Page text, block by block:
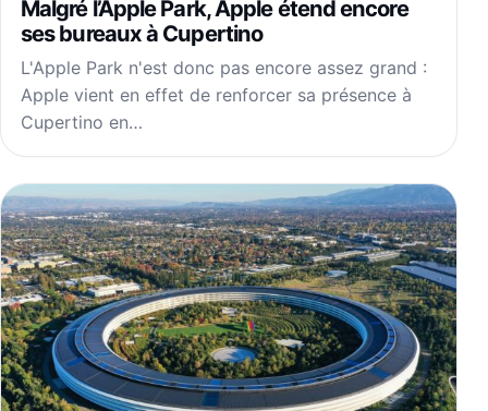
Malgré l’Apple Park, Apple étend encore
ses bureaux à Cupertino
L'Apple Park n'est donc pas encore assez grand :
Apple vient en effet de renforcer sa présence à
Cupertino en…